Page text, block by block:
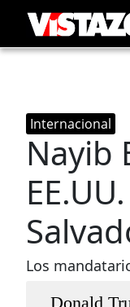
Internacional
Nayib
Los
Donald